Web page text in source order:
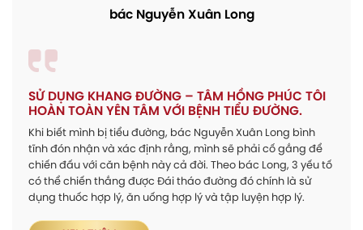
bác Nguyễn Xuân Long
SỬ DỤNG KHANG ĐƯỜNG – TÂM HỒNG PHÚC TÔI
HOÀN TOÀN YÊN TÂM VỚI BỆNH TIỂU ĐƯỜNG.
Khi biết mình bị tiểu đường, bác Nguyễn Xuân Long bình
tĩnh đón nhận và xác định rằng, mình sẽ phải cố gắng để
chiến đấu với căn bệnh này cả đời. Theo bác Long, 3 yếu tố
có thể chiến thắng được Đái tháo đường đó chính là sử
dụng thuốc hợp lý, ăn uống hợp lý và tập luyện hợp lý.